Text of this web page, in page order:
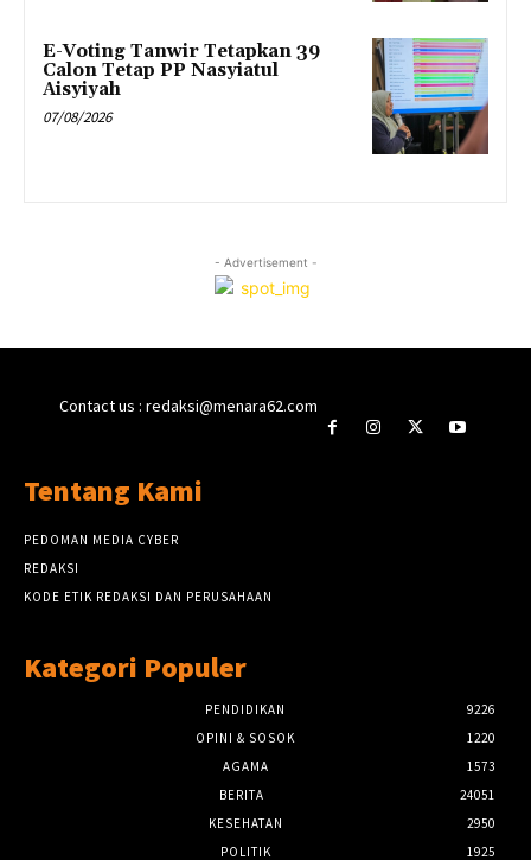
E-Voting Tanwir Tetapkan 39
Calon Tetap PP Nasyiatul
Aisyiyah
07/08/2026
- Advertisement -
Contact us : redaksi@menara62.com
Tentang Kami
PEDOMAN MEDIA CYBER
REDAKSI
KODE ETIK REDAKSI DAN PERUSAHAAN
Kategori Populer
PENDIDIKAN
9226
OPINI & SOSOK
1220
AGAMA
1573
BERITA
24051
KESEHATAN
2950
POLITIK
1925